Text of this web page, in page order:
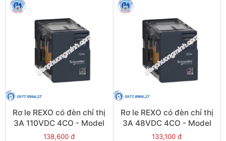
Rơ le REXO có đèn chỉ thị
3A 110VDC 4CO - Model
RXM4LB2FD
138,600 đ
Rơ le REXO có đèn chỉ thị
3A 48VDC 4CO - Model
RXM4LB2ED
133,100 đ